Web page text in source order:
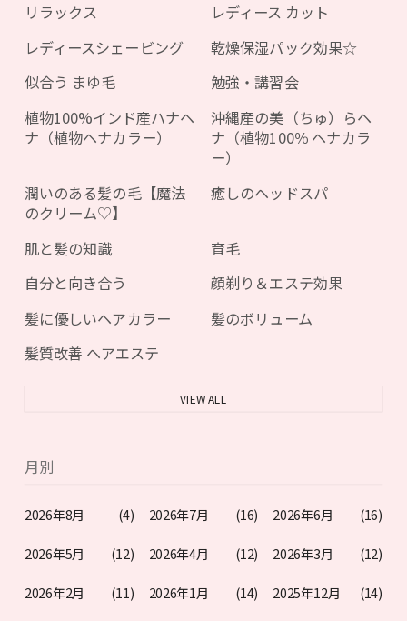
リラックス
レディース カット
レディースシェービング
乾燥保湿パック効果☆
似合う まゆ毛
勉強・講習会
植物100%インド産ハナヘ
ナ（植物ヘナカラー）
沖縄産の美（ちゅ）らヘ
ナ（植物100％ ヘナカラ
ー）
潤いのある髪の毛【魔法
のクリーム♡】
癒しのヘッドスパ
肌と髪の知識
育毛
自分と向き合う
顔剃り＆エステ効果
髪に優しいヘアカラー
髪のボリューム
髪質改善 ヘアエステ
VIEW ALL
月別
2026年8月 (4) 2026年7月 (16) 2026年6月 (16)
2026年5月 (12) 2026年4月 (12) 2026年3月 (12)
2026年2月 (11) 2026年1月 (14) 2025年12月 (14)